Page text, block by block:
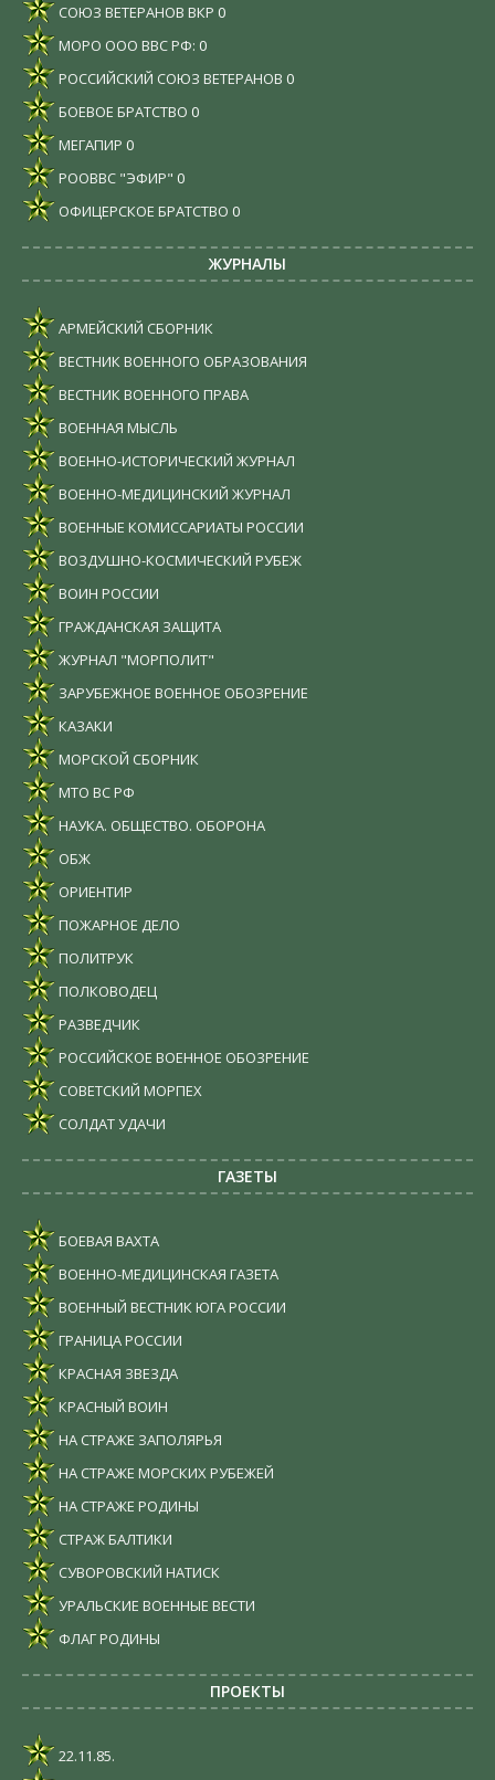
СОЮЗ ВЕТЕРАНОВ ВКР 0
МОРО ООО ВВС РФ: 0
РОССИЙСКИЙ СОЮЗ ВЕТЕРАНОВ 0
БОЕВОЕ БРАТСТВО 0
МЕГАПИР 0
РООВВС "ЭФИР" 0
ОФИЦЕРСКОЕ БРАТСТВО 0
ЖУРНАЛЫ
АРМЕЙСКИЙ СБОРНИК
ВЕСТНИК ВОЕННОГО ОБРАЗОВАНИЯ
ВЕСТНИК ВОЕННОГО ПРАВА
ВОЕННАЯ МЫСЛЬ
ВОЕННО-ИСТОРИЧЕСКИЙ ЖУРНАЛ
ВОЕННО-МЕДИЦИНСКИЙ ЖУРНАЛ
ВОЕННЫЕ КОМИССАРИАТЫ РОССИИ
ВОЗДУШНО-КОСМИЧЕСКИЙ РУБЕЖ
ВОИН РОССИИ
ГРАЖДАНСКАЯ ЗАЩИТА
ЖУРНАЛ "МОРПОЛИТ"
ЗАРУБЕЖНОЕ ВОЕННОЕ ОБОЗРЕНИЕ
КАЗАКИ
МОРСКОЙ СБОРНИК
МТО ВС РФ
НАУКА. ОБЩЕСТВО. ОБОРОНА
ОБЖ
ОРИЕНТИР
ПОЖАРНОЕ ДЕЛО
ПОЛИТРУК
ПОЛКОВОДЕЦ
РАЗВЕДЧИК
РОССИЙСКОЕ ВОЕННОЕ ОБОЗРЕНИЕ
СОВЕТСКИЙ МОРПЕХ
СОЛДАТ УДАЧИ
ГАЗЕТЫ
БОЕВАЯ ВАХТА
ВОЕННО-МЕДИЦИНСКАЯ ГАЗЕТА
ВОЕННЫЙ ВЕСТНИК ЮГА РОССИИ
ГРАНИЦА РОССИИ
КРАСНАЯ ЗВЕЗДА
КРАСНЫЙ ВОИН
НА СТРАЖЕ ЗАПОЛЯРЬЯ
НА СТРАЖЕ МОРСКИХ РУБЕЖЕЙ
НА СТРАЖЕ РОДИНЫ
СТРАЖ БАЛТИКИ
СУВОРОВСКИЙ НАТИСК
УРАЛЬСКИЕ ВОЕННЫЕ ВЕСТИ
ФЛАГ РОДИНЫ
ПРОЕКТЫ
22.11.85.